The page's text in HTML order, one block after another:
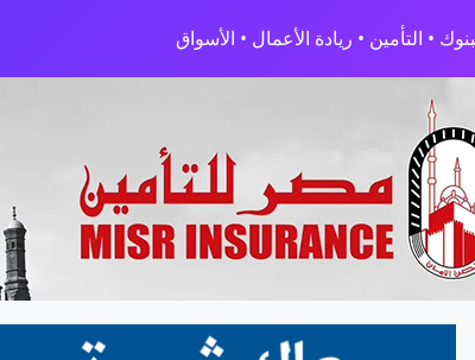
• التأمين • ريادة الأعمال • الأسواق